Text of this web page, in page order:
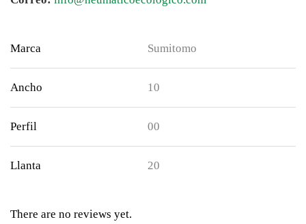
Marca Sumitomo
Ancho 10
Perfil 00
Llanta 20
There are no reviews yet.